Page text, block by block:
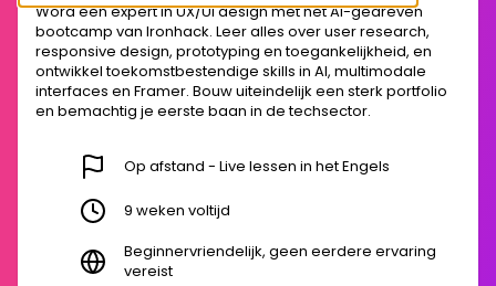
Word een expert in UX/UI design met het AI-gedreven
bootcamp van Ironhack. Leer alles over user research,
responsive design, prototyping en toegankelijkheid, en
ontwikkel toekomstbestendige skills in AI, multimodale
interfaces en Framer. Bouw uiteindelijk een sterk portfolio
en bemachtig je eerste baan in de techsector.
Op afstand - Live lessen in het Engels
9 weken voltijd
Beginnervriendelijk, geen eerdere ervaring
vereist